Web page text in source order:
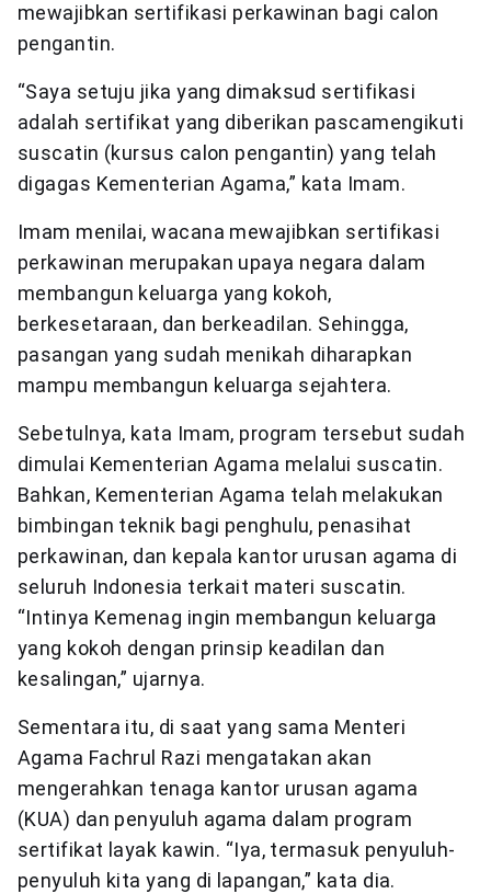
mewajibkan sertifikasi perkawinan bagi calon
pengantin.
“Saya setuju jika yang dimaksud sertifikasi
adalah sertifikat yang diberikan pascamengikuti
suscatin (kursus calon pengantin) yang telah
digagas Kementerian Agama,” kata Imam.
Imam menilai, wacana mewajibkan sertifikasi
perkawinan merupakan upaya negara dalam
membangun keluarga yang kokoh,
berkesetaraan, dan berkeadilan. Sehingga,
pasangan yang sudah menikah diharapkan
mampu membangun keluarga sejahtera.
Sebetulnya, kata Imam, program tersebut sudah
dimulai Kementerian Agama melalui suscatin.
Bahkan, Kementerian Agama telah melakukan
bimbingan teknik bagi penghulu, penasihat
perkawinan, dan kepala kantor urusan agama di
seluruh Indonesia terkait materi suscatin.
“Intinya Kemenag ingin membangun keluarga
yang kokoh dengan prinsip keadilan dan
kesalingan,” ujarnya.
Sementara itu, di saat yang sama Menteri
Agama Fachrul Razi mengatakan akan
mengerahkan tenaga kantor urusan agama
(KUA) dan penyuluh agama dalam program
sertifikat layak kawin. “Iya, termasuk penyuluh-
penyuluh kita yang di lapangan,” kata dia.